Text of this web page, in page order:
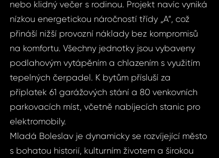
nebo klidný večer s rodinou. Projekt navíc vyniká
nízkou energetickou náročností třídy „A“, což
přináší nižší provozní náklady bez kompromisů
na komfortu. Všechny jednotky jsou vybaveny
podlahovým vytápěním a chlazením s využitím
tepelných čerpadel. K bytům přísluší za
příplatek 61 garážových stání a 80 venkovních
parkovacích míst, včetně nabíjecích stanic pro
elektromobily.
Mladá Boleslav je dynamicky se rozvíjející město
s bohatou historií, kulturním životem a širokou
Sjednat